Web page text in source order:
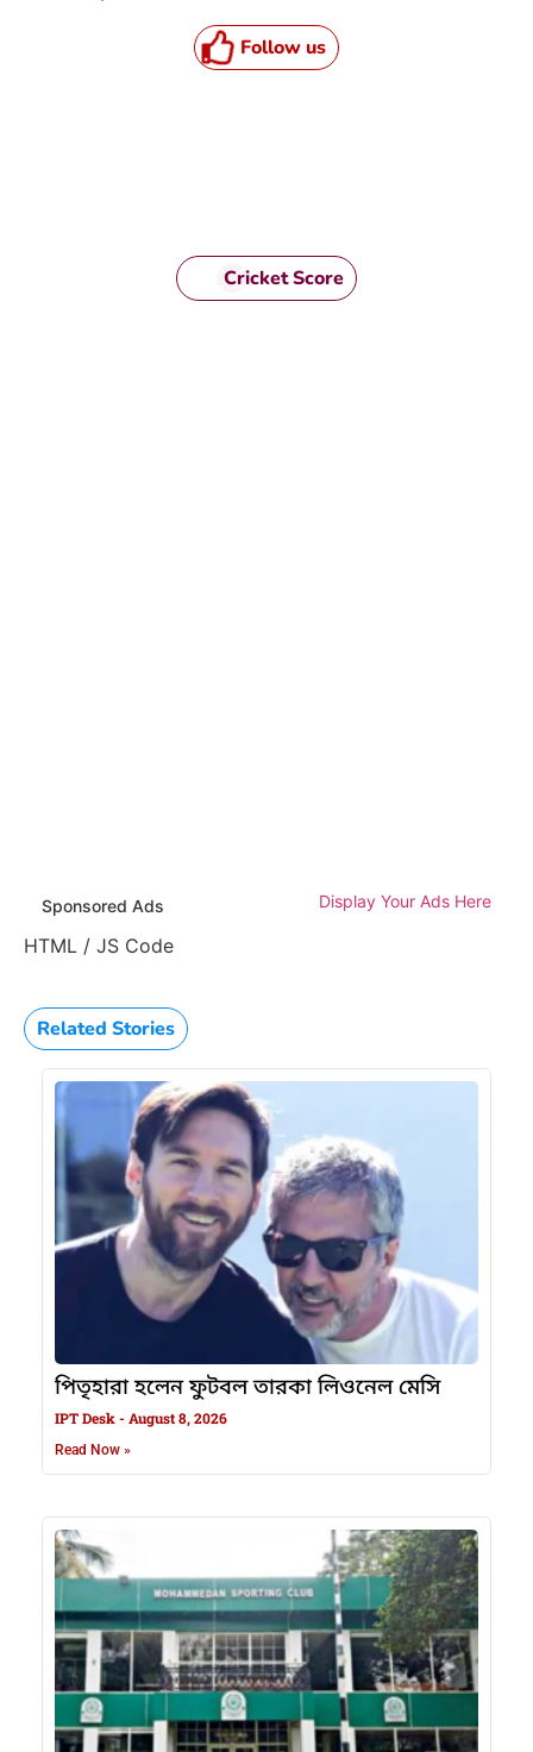
Follow us
Cricket Score
Sponsored Ads Display Your Ads Here
HTML / JS Code
Related Stories
পিতৃহারা হলেন ফুটবল তারকা লিওনেল মেসি
IPT Desk August 8, 2026
Read Now »